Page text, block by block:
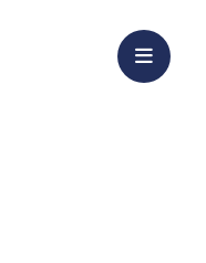
Mobil
menü